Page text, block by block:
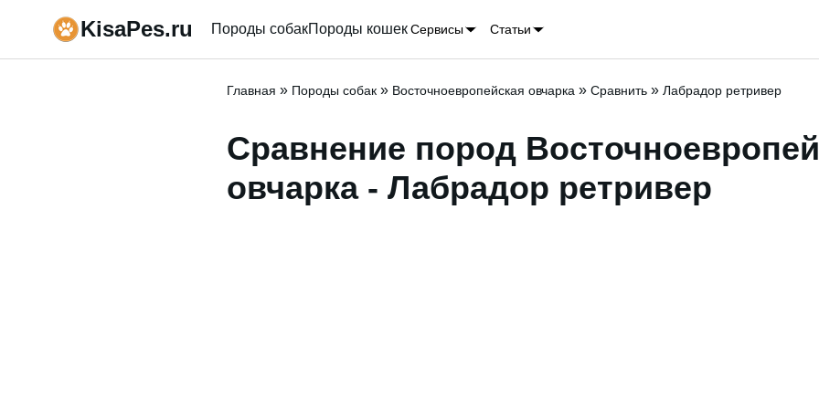
KisaPes.ru Породы собакПороды кошекСервисы Статьи
Главная » Породы собак » Восточноевропейская овчарка » Сравнить » Лабрадор ретривер
Сравнение пород
овчарка - Лабрадор ретривер